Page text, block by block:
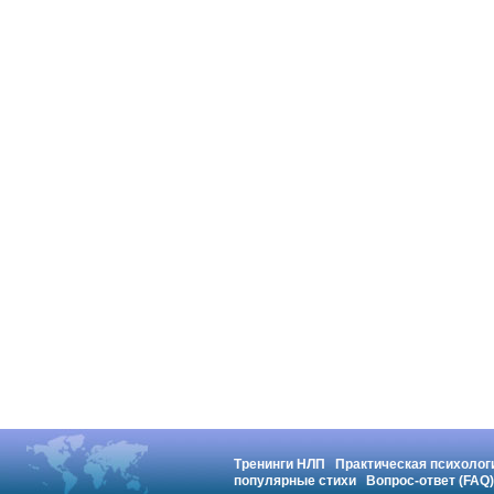
Тренинги НЛП
Практическая
популярные стихи
Вопрос-ответ (FAQ)